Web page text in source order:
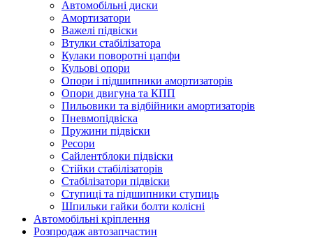
Автомобільні диски
Амортизатори
Важелі підвіски
Втулки стабілізатора
Кулаки поворотні цапфи
Кульові опори
Опори і підшипники амортизаторів
Опори двигуна та КПП
Пильовики та відбійники амортизаторів
Пневмопідвіска
Пружини підвіски
Ресори
Сайлентблоки підвіски
Стійки стабілізаторів
Стабілізатори підвіски
Ступиці та підшипники ступиць
Шпильки гайки болти колісні
Автомобільні кріплення
Розпродаж автозапчастин